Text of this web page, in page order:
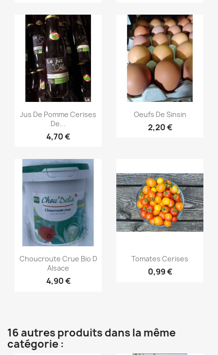
Aperçu rapide
Jus De Pomme Cerises
De...
4,70 €
Aperçu rapide
Oeufs De Sinsin
2,20 €
Aperçu rapide
Choucroute Crue Bio D
Alsace
4,90 €
Aperçu rapide
Tomates Cerises
0,99 €
16 autres produits dans la même
catégorie :